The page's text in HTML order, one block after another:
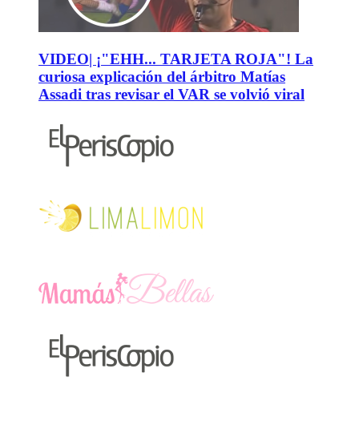
VIDEO| ¡"EHH... TARJETA ROJA"! La
curiosa explicación del árbitro Matías
Assadi tras revisar el VAR se volvió viral